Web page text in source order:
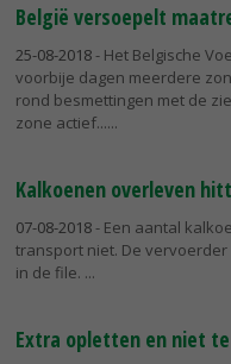
België versoepelt
25-08-2018- Het Belgische
voorbije dagen meerdere
rond besmettingen met de
zone actief...
Kalkoenen overleven
07-08-2018- Een aantal
transport niet. De
in de file.
Extra opletten en niet